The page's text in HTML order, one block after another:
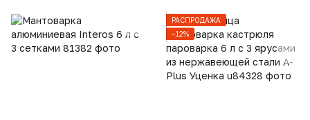
РАСПРОДАЖА
−12%